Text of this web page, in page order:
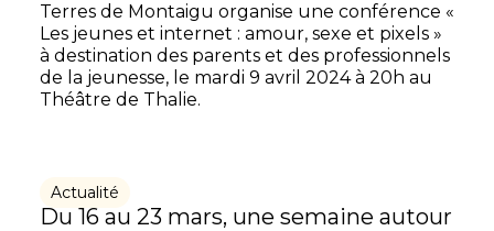
Terres de Montaigu organise une conférence «
Les jeunes et internet : amour, sexe et pixels »
à destination des parents et des professionnels
de la jeunesse, le mardi 9 avril 2024 à 20h au
Théâtre de Thalie.
Actualité
Du 16 au 23 mars, une semaine autour